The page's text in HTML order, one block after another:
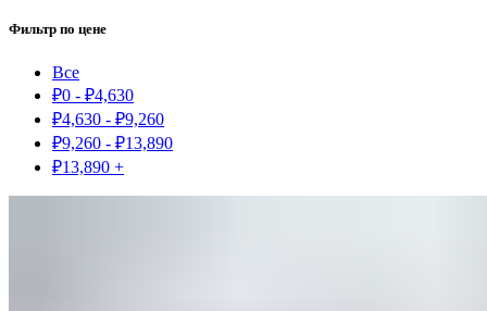
Фильтр по цене
Все
₽0 - ₽4,630
₽4,630 - ₽9,260
₽9,260 - ₽13,890
₽13,890 +